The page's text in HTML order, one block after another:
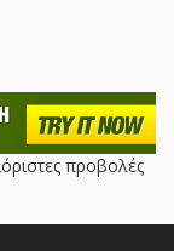
προβολές